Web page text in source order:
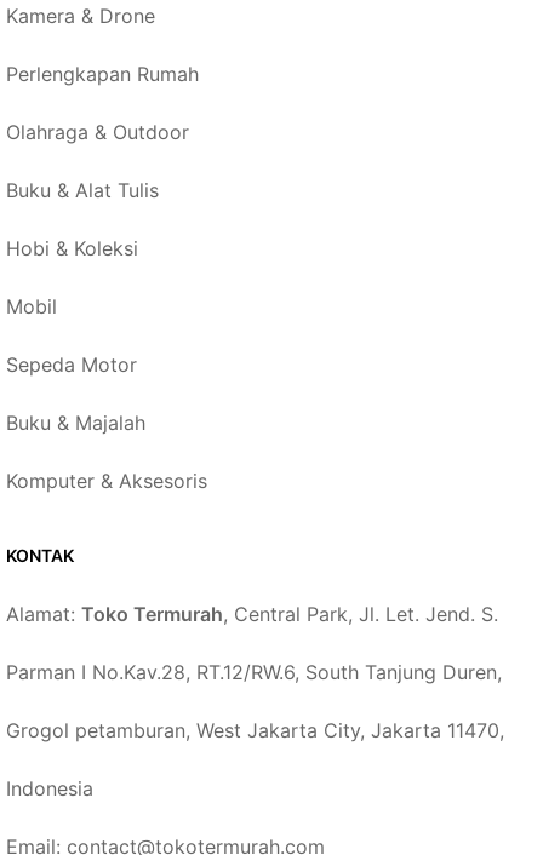
Kamera & Drone
Perlengkapan Rumah
Olahraga & Outdoor
Buku & Alat Tulis
Hobi & Koleksi
Mobil
Sepeda Motor
Buku & Majalah
Komputer & Aksesoris
KONTAK
Alamat: Toko Termurah, Central Park, Jl. Let. Jend. S.
Parman I No.Kav.28, RT.12/RW.6, South Tanjung Duren,
Grogol petamburan, West Jakarta City, Jakarta 11470,
Indonesia
Email: contact@tokotermurah.com